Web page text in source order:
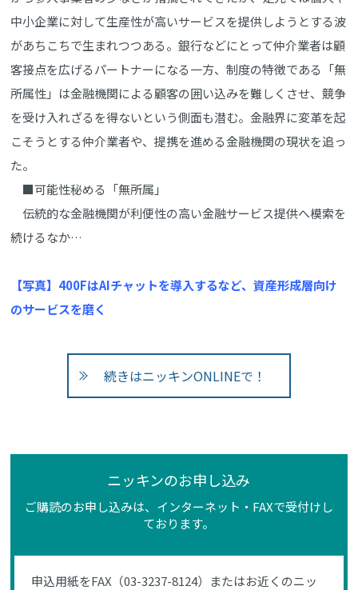
中小企業に対して生産性が高いサービスを提供しようとする波
があちこちで生まれつつある。銀行などにとって仲介業者は顧
客接点を広げるパートナーになる一方、制度の特徴である「無
所属性」は金融機関による顧客の囲い込みを難しくさせ、競争
を受け入れざるを得ないという側面も潜む。金融界に変革を起
こそうとする仲介業者や、提携を進める金融機関の現状を追っ
た。
■可能性秘める「無所属」
伝統的な金融機関が利便性の高い金融サービス提供へ模索を
続けるなか…
【写真】400FはAIチャットを導入するなど、資産形成層向け
のサービスを磨く
続きはニッキンONLINEで！
ニッキンのお申し込み
ご購読のお申し込みは、インターネット・FAXで受付けし
ております。
申込用紙をFAX（03-3237-8124）またはお近くのニッ